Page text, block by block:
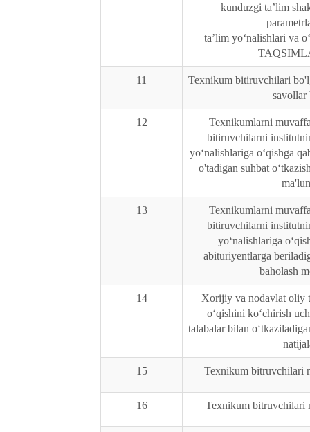
kunduzgi ta’lim
ta’lim yo‘nalishlari va
11
Texnikum bitiruvchilari
savollar
12
Texnikumlarni
bitiruvchilarni
yo‘nalishlariga o‘qishga
o'tadigan suhbat
13
Texnikumlarni
bitiruvchilarni
yo‘nalishlariga
abituriyentlarga
baholash
14
Xorijiy va nodavlat oliy
o‘qishini koʻchirish
talabalar bilan
15 Texnikum bitruvchilari
16 Texnikum bitruvchilari